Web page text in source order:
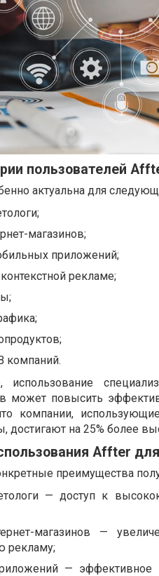
пользователей
актуальна для
магазинов;
приложений;
рекламе;
компаний.
использование
может повысить
компании,
достигают на 25% более
Affter
преимущества
— доступ к
магазинов —
рекламу;
—